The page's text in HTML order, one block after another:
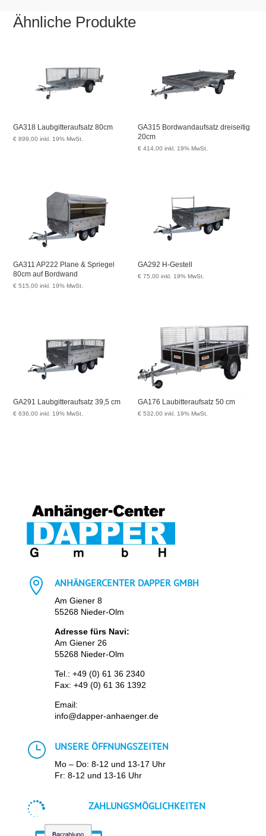
Ähnliche Produkte
GA318 Laubgitteraufsatz 80cm
€ 899,00 inkl. 19% MwSt.
GA315 Bordwandaufsatz dreiseitig
20cm
€ 414,00 inkl. 19% MwSt.
GA311 AP222 Plane & Spriegel
80cm auf Bordwand
€ 515,00 inkl. 19% MwSt.
GA292 H-Gestell
€ 75,00 inkl. 19% MwSt.
GA291 Laubgitteraufsatz 39,5 cm
€ 636,00 inkl. 19% MwSt.
GA176 Laubitteraufsatz 50 cm
€ 532,00 inkl. 19% MwSt.
 ANHÄNGERCENTER DAPPER GMBH
Am Giener 8
55268 Nieder-Olm
Adresse fürs Navi:
Am Giener 26
55268 Nieder-Olm
Tel.: +49 (0) 61 36 2340
Fax: +49 (0) 61 36 1392
Email:
info@dapper-anhaenger.de
} UNSERE ÖFFNUNGSZEITEN
Mo – Do: 8-12 und 13-17 Uhr
Fr: 8-12 und 13-16 Uhr
 ZAHLUNGSMÖGLICHKEITEN